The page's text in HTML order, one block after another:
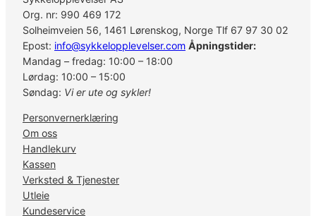
Org. nr: 990 469 172
Solheimveien 56, 1461 Lørenskog, Norge Tlf 67 97 30 02
Epost: info@sykkelopplevelser.com Åpningstider:
Mandag – fredag: 10:00 – 18:00
Lørdag: 10:00 – 15:00
Søndag: Vi er ute og sykler!
Personvernerklæring
Om oss
Handlekurv
Kassen
Verksted & Tjenester
Utleie
Kundeservice